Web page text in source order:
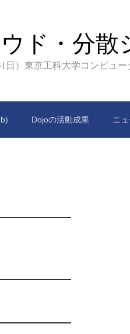
ド・分
日）東京工科大学コンピュ
Dojoの活動成果 ニ